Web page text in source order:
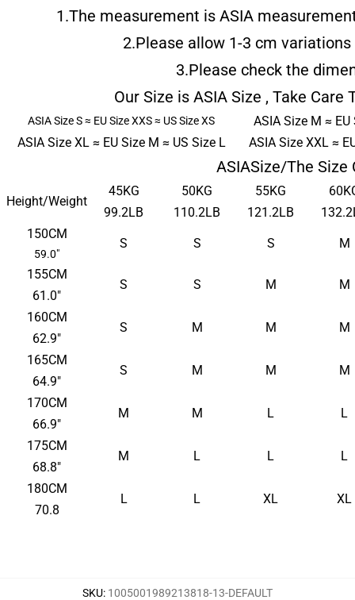
1.The measurement is ASIA
2.Please allow 1-3 cm variations
3.Please check the
Our Size is ASIA Size , Take Care
ASIA Size S ≈ EU Size XXS ≈ US Size XS
ASIA Size M ≈ EU
ASIA Size XL ≈ EU Size M ≈ US Size L
ASIA Size XXL ≈
ASIASize/The Size
Height/Weight
45KG
99.2LB
50KG
110.2LB
55KG
121.2LB
150CM
59.0"
S S S M
155CM
61.0"
S S M M
160CM
62.9"
S M M M
165CM
64.9"
S M M M
170CM
66.9"
M M L L
175CM
68.8"
M L L L
180CM
70.8
L L XL XL
SKU: 1005001989213818-13-DEFAULT